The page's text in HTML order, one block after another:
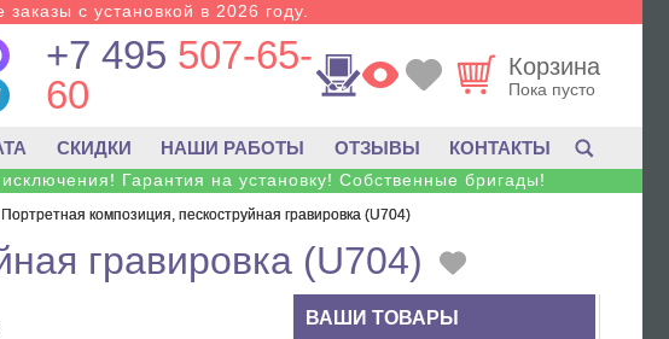
с установкой в 2026 году.
+7 495 507-65-
60
Корзина
Пока пусто
СКИДКИ НАШИ РАБОТЫ ОТЗЫВЫ КОНТАКТЫ
Гарантия на установку! Собственные бригады!
Портретная композиция, пескоструйная гравировка (U704)
гравировка (U704)
ВАШИ ТОВАРЫ